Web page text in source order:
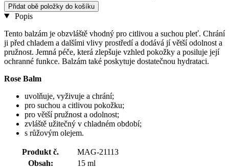
Přidat obě položky do košíku
Popis
Tento balzám je obzvláště vhodný pro citlivou a suchou pleť. Chrání
ji před chladem a dalšími vlivy prostředí a dodává jí větší odolnost a
pružnost. Jemná péče, která zlepšuje vzhled pokožky a posiluje její
ochranné funkce. Balzám také poskytuje dostatečnou hydrataci.
Rose Balm
uvolňuje, vyživuje a chrání;
pro suchou a citlivou pokožku;
pro větší pružnost a odolnost;
zvláště užitečný v chladném období;
s růžovým olejem.
Produkt č.
MAG-21113
Obsah:
15 ml